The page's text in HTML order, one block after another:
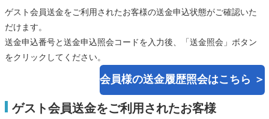
ゲスト会員送金をご利用されたお客様の送金申込状態がご確認いた
だけます。
送金申込番号と送金申込照会コードを入力後、「送金照会」ボタン
をクリックしてください。
会員様の送金履歴照会はこちら ＞
ゲスト会員送金をご利用されたお客様